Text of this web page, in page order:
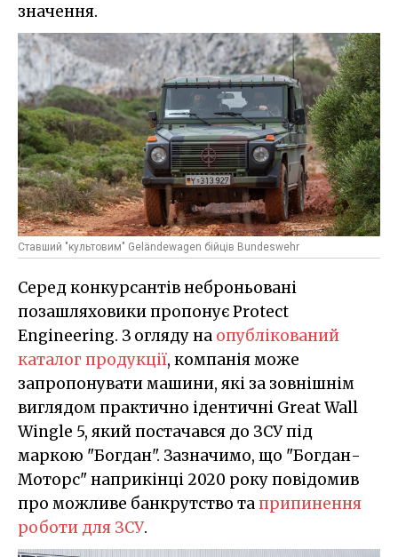
значення.
Ставший "культовим" Geländewagen бійців Bundeswehr
Серед конкурсантів неброньовані
позашляховики пропонує Protect
Engineering. З огляду на опублікований
каталог продукції, компанія може
запропонувати машини, які за зовнішнім
виглядом практично ідентичні Great Wall
Wingle 5, який постачався до ЗСУ під
маркою "Богдан". Зазначимо, що "Богдан-
Моторс" наприкінці 2020 року повідомив
про можливе банкрутство таприпинення
роботи для ЗСУ.